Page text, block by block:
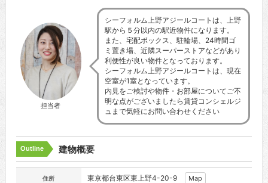
担当者
シーフォルム上野アジールコートは、上野
駅から５分以内の駅近物件になります。
また、宅配ボックス、駐輪場、24時間ゴ
ミ置き場、近隣スーパーストアなどがあり
利便性が良い物件となっております。
シーフォルム上野アジールコートは、現在
空室が1室となっています。
内見をご検討や物件・お部屋についてご不
明な点がございましたら賃貸コンシェルジ
ュまで気軽にお問い合わせください
Outline 建物概要
住所 東京都台東区東上野4-20-9 Map